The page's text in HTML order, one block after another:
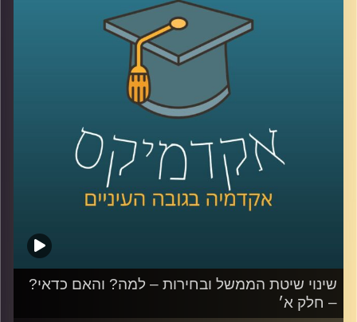
החדשה, אילו שינויים צריכים להיעשות ואפילו קצת על הרכבת
פרק נוסף עם ליאור אקרמן, ראש תחום החוסן הלאומי במכון
למדיניות ואסטרטגיה באוניברסיטת רייכמן, בכיר שב״כ לשעבר
ויו״ר מועצת העם החדשה.
קרדיט תמונות:AudioVersity
שינוי שיטת הממשל ובחירות – למה? והאם כדאי?
– חלק א׳